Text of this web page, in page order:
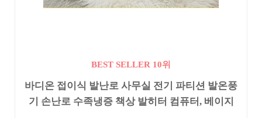
BEST SELLER 10위
바디온 접이식 발난로 사무실 전기 파티션 발온풍
기 손난로 수족냉증 책상 발히터 컴퓨터, 베이지